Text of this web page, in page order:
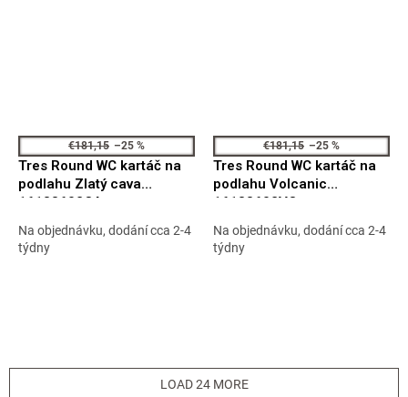
€181,15 –25 %
Tres Round WC kartáč na
podlahu Zlatý cava
16133602CA
Na objednávku, dodání cca 2-4
týdny
€181,15 –25 %
Tres Round WC kartáč na
podlahu Volcanic
16133602VO
Na objednávku, dodání cca 2-4
týdny
LOAD 24 MORE